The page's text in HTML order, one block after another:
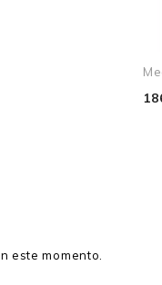
este momento.